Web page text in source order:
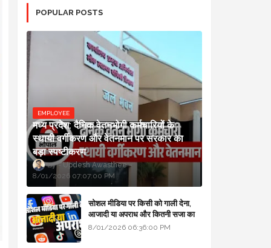
POPULAR POSTS
EMPLOYEE
मध्य प्रदेश: दैनिक वेतनभोगी कर्मचारियों के
स्थायी वर्गीकरण और वेतनमान पर सरकार का
बड़ा स्पष्टीकरण
Updesh Awasthee
8/01/2026 07:07:00 PM
सोशल मीडिया पर किसी को गाली देना,
आजादी या अपराध और कितनी सजा का
प्रावधान - free legal advice
8/01/2026 06:36:00 PM